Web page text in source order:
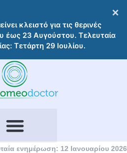
κλειστό για τις θερινές
έως 23 Αυγούστου. Τελευταία
Τετάρτη 29 Ιουλίου.
×
ενημέρωση: 12 Ιανουαρίου 2026